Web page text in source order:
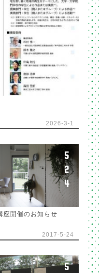
2026-3-1
5
2
4
開催のお知らせ
2017-5-24
5